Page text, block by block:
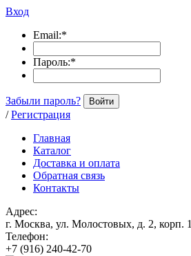
Вход
Email:*
Пароль:*
Забыли пароль? Войти
/ Регистрация
Главная
Каталог
Доставка и оплата
Обратная связь
Контакты
Адрес:
г. Москва, ул. Молостовых, д. 2, корп. 1
Телефон:
+7 (916) 240-42-70